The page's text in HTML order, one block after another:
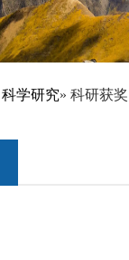
科学研究» 科研获奖